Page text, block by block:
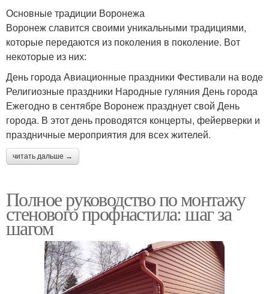
Основные традиции Воронежа
Воронеж славится своими уникальными традициями,
которые передаются из поколения в поколение. Вот
некоторые из них:
День города Авиационные праздники Фестивали на воде
Религиозные праздники Народные гуляния День города
Ежегодно в сентябре Воронеж празднует свой День
города. В этот день проводятся концерты, фейерверки и
праздничные мероприятия для всех жителей.
читать дальше →
Полное руководство по монтажу
стенового профнастила: шаг за
шагом